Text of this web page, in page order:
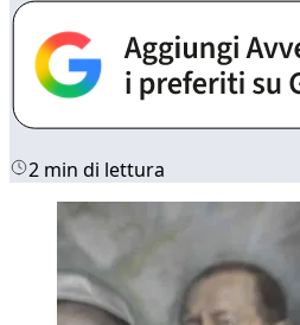
2 min di lettura